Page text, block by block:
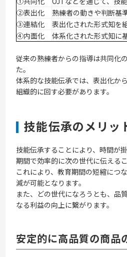
②表出化
熟練者の動きや判断基
③連結化
表出化された形式知を
④内面化
体系化された形式知に
従来の熟練者からの指導は共同化
た。
体系的な技能伝承では、表出化か
組織的に回す必要があります。
技能伝承のメリッ
技能伝承することにより、時間が
期間で効率的に次の世代に伝える
これにより、教育期間の短縮につ
減が可能となります。
また、どの世代になろうとも、品
なる利益の向上に繋がります。
安定的に高品質の商品